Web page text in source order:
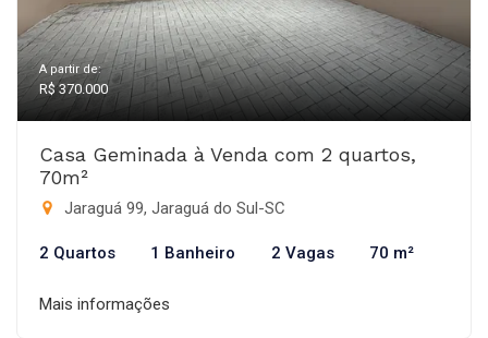
A partir de:
R$ 370.000
Casa Geminada à Venda com 2 quartos,
70m²
Jaraguá 99, Jaraguá do Sul-SC
2 Quartos 1 Banheiro 2 Vagas 70 m²
Mais informações